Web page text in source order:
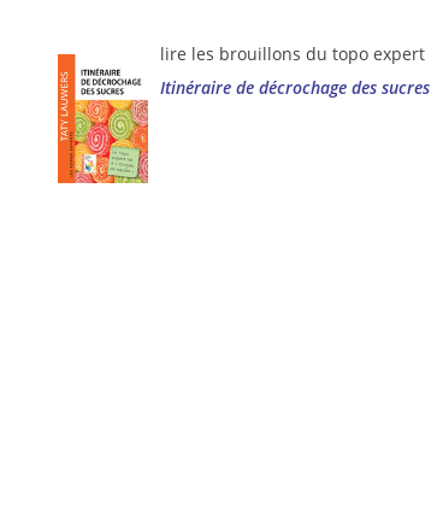
lire les brouillons du topo expert
Itinéraire de décrochage des sucres